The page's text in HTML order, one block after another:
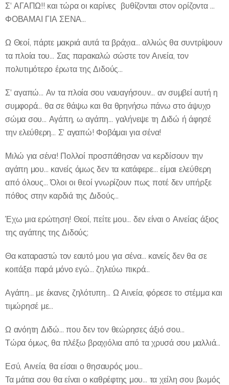
Σ' ΑΓΑΠΩ!! και τώρα οι καρίνες βυθίζονται στον ορίζοντα …
ΦΟΒΑΜΑΙ ΓΙΑ ΣΕΝΑ…
Ω Θεοί, πάρτε μακριά αυτά τα βράχια… αλλιώς θα συντρίψουν
τα πλοία του… Σας παρακαλώ σώστε τον Αινεία, τον
πολυτιμότερο έρωτα της Διδούς…
Σ' αγαπώ… Αν τα πλοία σου ναυαγήσουν… αν συμβεί αυτή η
συμφορά… θα σε θάψω και θα θρηνήσω πάνω στο άψυχο
σώμα σου… Αγάπη, ω αγάπη… γαλήνεψε τη Διδώ ή άφησέ
την ελεύθερη… Σ' αγαπώ! Φοβάμαι για σένα!
Μιλώ για σένα! Πολλοί προσπάθησαν να κερδίσουν την
αγάπη μου… κανείς όμως δεν τα κατάφερε… είμαι ελεύθερη
από όλους… Όλοι οι θεοί γνωρίζουν πως ποτέ δεν υπήρξε
πόθος στην καρδιά της Διδούς…
Έχω μια ερώτηση! Θεοί, πείτε μου… δεν είναι ο Αινείας άξιος
της αγάπης της Διδούς;
Θα καταραστώ τον εαυτό μου για σένα… κανείς δεν θα σε
κοιτάξει παρά μόνο εγώ… ζηλεύω πικρά…
Αγάπη… με έκανες ζηλότυπη… Ω Αινεία, φόρεσε το στέμμα και
τιμώρησέ με…
Ω ανόητη Διδώ… που δεν τον θεώρησες άξιό σου…
Τώρα όμως, θα πλέξω βραχιόλια από τα χρυσά σου μαλλιά…
Εσύ, Αινεία, θα είσαι ο θησαυρός μου…
Τα μάτια σου θα είναι ο καθρέφτης μου… τα χείλη σου βωμός